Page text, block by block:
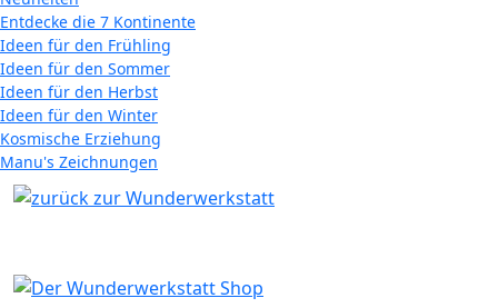
Entdecke die 7 Kontinente
Ideen für den Frühling
Ideen für den Sommer
Ideen für den Herbst
Ideen für den Winter
Kosmische Erziehung
Manu's Zeichnungen